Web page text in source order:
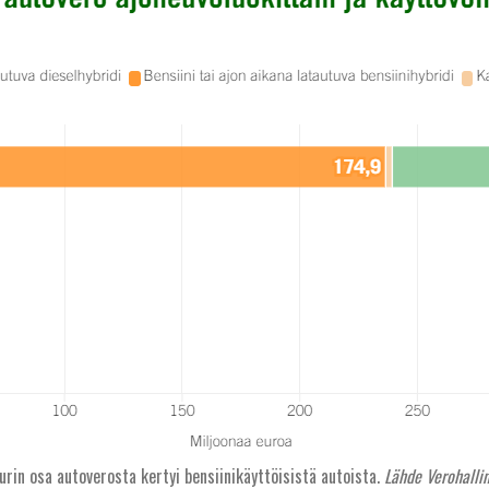
osa autoverosta kertyi bensiinikäyttöisistä autoista. Lähde